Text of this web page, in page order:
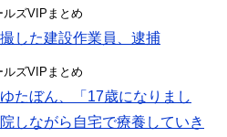
ルズVIPまとめ
した建設作業員、逮捕
ルズVIPまとめ
たぼん、「17歳になりまし
しながら自宅で療養していき